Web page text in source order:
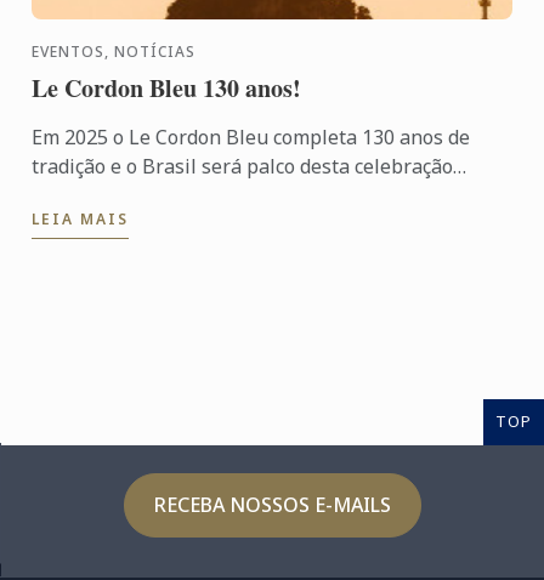
EVENTOS, NOTÍCIAS
Le Cordon Bleu 130 anos!
Em 2025 o Le Cordon Bleu completa 130 anos de
tradição e o Brasil será palco desta celebração
LEIA MAIS
TOP
RECEBA NOSSOS E-MAILS